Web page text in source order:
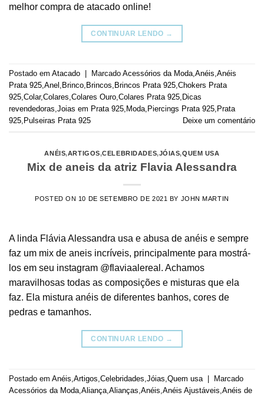
melhor compra de atacado online!
CONTINUAR LENDO →
Postado em Atacado Marcado Acessórios da Moda,Anéis,Anéis
Prata 925,Anel , Brinco, Brincos, Brincos Prata 925,Chokers Prata
925,Colar,Colares,Colares Ouro,Colares Prata 925, Dicas
revendedoras,Joias em Prata 925, Moda, Piercings Prata 925, Prata
925, Pulseiras Prata 925 Deixe um comentário
ANÉIS,ARTIGOS,CELEBRIDADES,JÓIAS,QUEM USA
Mix de aneis da atriz Flavia Alessandra
POSTED ON 10 DE SETEMBRO DE 2021 BY JOHN MARTIN
A linda Flávia Alessandra usa e abusa de anéis e sempre
faz um mix de aneis incríveis, principalmente para mostrá-
los em seu instagram @flaviaalereal. Achamos
maravilhosas todas as composições e misturas que ela
faz. Ela mistura anéis de diferentes banhos, cores de
pedras e tamanhos.
CONTINUAR LENDO →
Postado em Anéis Artigos Celebridades Jóias Quem usa
Marcado
Acessórios da Moda Aliança Alianças Anéis Anéis Ajustáveis Anéis de